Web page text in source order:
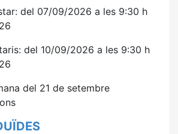
del 07/09/2026 a les 9:30 h
del 10/09/2026 a les 9:30 h
del 21 de setembre